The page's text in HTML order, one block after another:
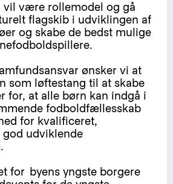
vil være rollemodel og gå
flagskib i udviklingen af
og skabe de bedst mulige
ønsker vi at
som løftestang til at skabe
for, at alle børn kan indgå i
fodboldfællesskab
for kvalificeret,
udviklende
for byens yngste borgere